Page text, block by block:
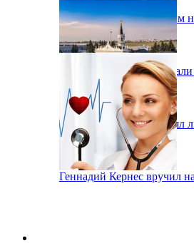
Фестиваль под открытым
В Харькове
Аэропорт Харькова
Геннадий Кернес вручил